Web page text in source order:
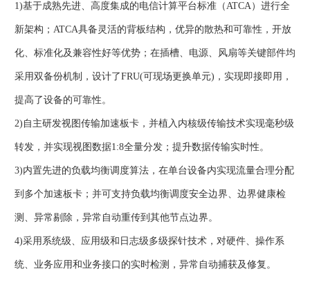
1)基于成熟先进、高度集成的电信计算平台标准（ATCA）进行全
新架构；ATCA具备灵活的背板结构，优异的散热和可靠性，开放
化、标准化及兼容性好等优势；在插槽、电源、风扇等关键部件均
采用双备份机制，设计了FRU(可现场更换单元)，实现即接即用，
提高了设备的可靠性。
2)自主研发视图传输加速板卡，并植入内核级传输技术实现毫秒级
转发，并实现视图数据1:8全量分发；提升数据传输实时性。
3)内置先进的负载均衡调度算法，在单台设备内实现流量合理分配
到多个加速板卡；并可支持负载均衡调度安全边界、边界健康检
测、异常剔除，异常自动重传到其他节点边界。
4)采用系统级、应用级和日志级多级探针技术，对硬件、操作系
统、业务应用和业务接口的实时检测，异常自动捕获及修复。